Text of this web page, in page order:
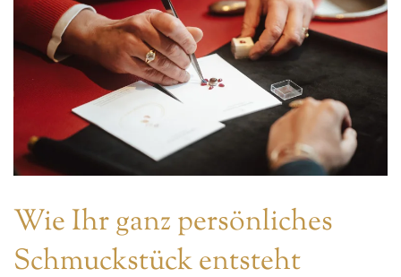
Wie Ihr ganz persönliches
Schmuckstück entsteht